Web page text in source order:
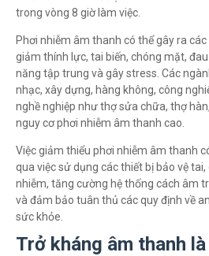
trong vòng 8 giờ làm việc.
Phơi nhiễm âm thanh có thể gây ra
giảm thính lực, tai biến, chóng mặt,
năng tập trung và gây stress. Các
nhạc, xây dựng, hàng không, công
nghề nghiệp như thợ sửa chữa, thợ
nguy cơ phơi nhiễm âm thanh cao.
Việc giảm thiểu phơi nhiễm âm thanh
qua việc sử dụng các thiết bị bảo vệ
nhiễm, tăng cường hệ thống cách âm
và đảm bảo tuân thủ các quy định về
sức khỏe.
Trở kháng âm thanh